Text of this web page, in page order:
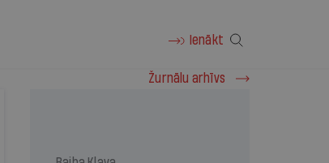
Ienākt
Žurnālu arhīvs